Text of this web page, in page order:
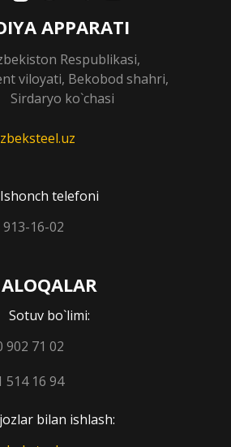
APPARATI
Respublikasi,
viloyati, Bekobod shahri,
Sirdaryo ko`chasi
Ishonch telefoni
16-02
ALOQALAR
Sotuv bo`limi:
902 71 02
514 16 94
bilan ishlash: